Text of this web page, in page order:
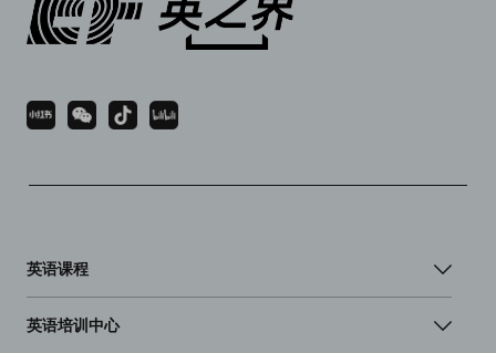
英语课程
英语培训中心